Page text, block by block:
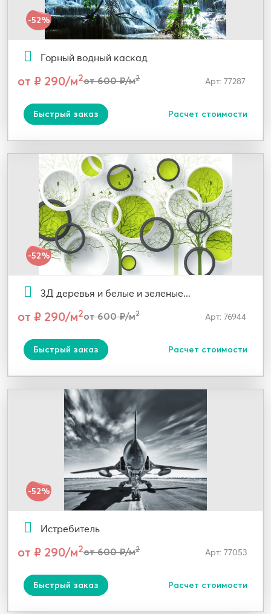
-52%
Горный водный каскад
от ₽ 290/м2от 600 ₽/м2 Арт: 77287
Быстрый заказ Расчет стоимости
-52%
3Д деревья и белые и зеленые...
от ₽ 290/м2от 600 ₽/м2 Арт: 76944
Быстрый заказ Расчет стоимости
-52%
Истребитель
от ₽ 290/м2от 600 ₽/м2 Арт: 77053
Быстрый заказ Расчет стоимости